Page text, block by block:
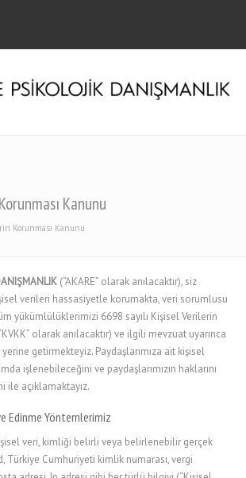
Kanunu
Korunması Kanunu
(“AKARE” olarak anılacaktır), siz
verileri hassasiyetle korumakta, veri sorumlusu
yükümlülüklerimizi 6698 sayılı Kişisel Verilerin
olarak anılacaktır) ve ilgili mevzuat uyarınca
getirmekteyiz. Paydaşlarımıza ait kişisel
işlenebileceğini ve paydaşlarımızın haklarını
ile açıklamaktayız.
Edinme Yöntemlerimiz
veri, kimliği belirli veya belirlenebilir gerçek
Türkiye Cumhuriyeti kimlik numarası, vergi